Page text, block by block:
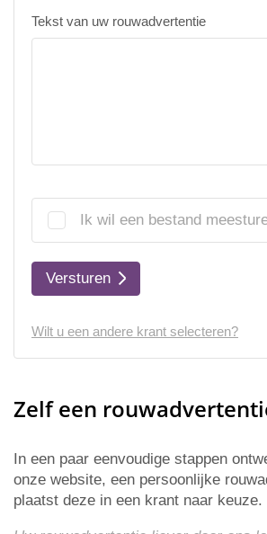
Tekst van uw rouwadvertentie
Ik wil een bestand
Versturen
Wilt u een andere krant selecteren?
Zelf een
In een paar eenvoudige stappen
onze website, een persoonlijke
plaatst deze in een krant naar keuze.